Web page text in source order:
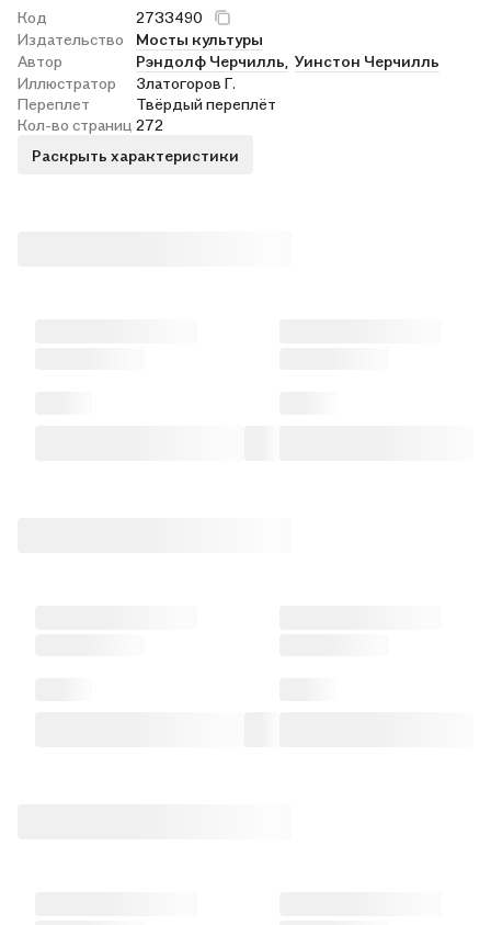
Код
2733490
Издательство
Мосты культуры
Автор
Рэндолф Черчилль, Уинстон Черчилль
Иллюстратор
Златогоров Г.
Переплет
Твёрдый переплёт
Кол-во страниц 272
Раскрыть характеристики